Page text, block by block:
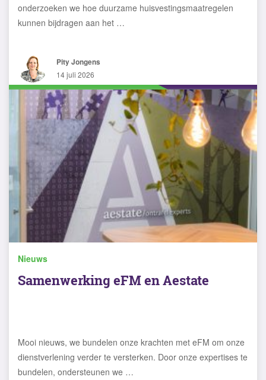
onderzoeken we hoe duurzame huisvestingsmaatregelen
kunnen bijdragen aan het …
Pity Jongens
14 juli 2026
Nieuws
Samenwerking eFM en Aestate
Mooi nieuws, we bundelen onze krachten met eFM om onze
dienstverlening verder te versterken. Door onze expertises te
bundelen, ondersteunen we …